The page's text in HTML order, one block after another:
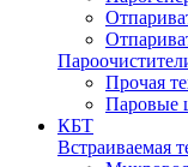
Прочая
Паровые
КБТ
Встраиваемая